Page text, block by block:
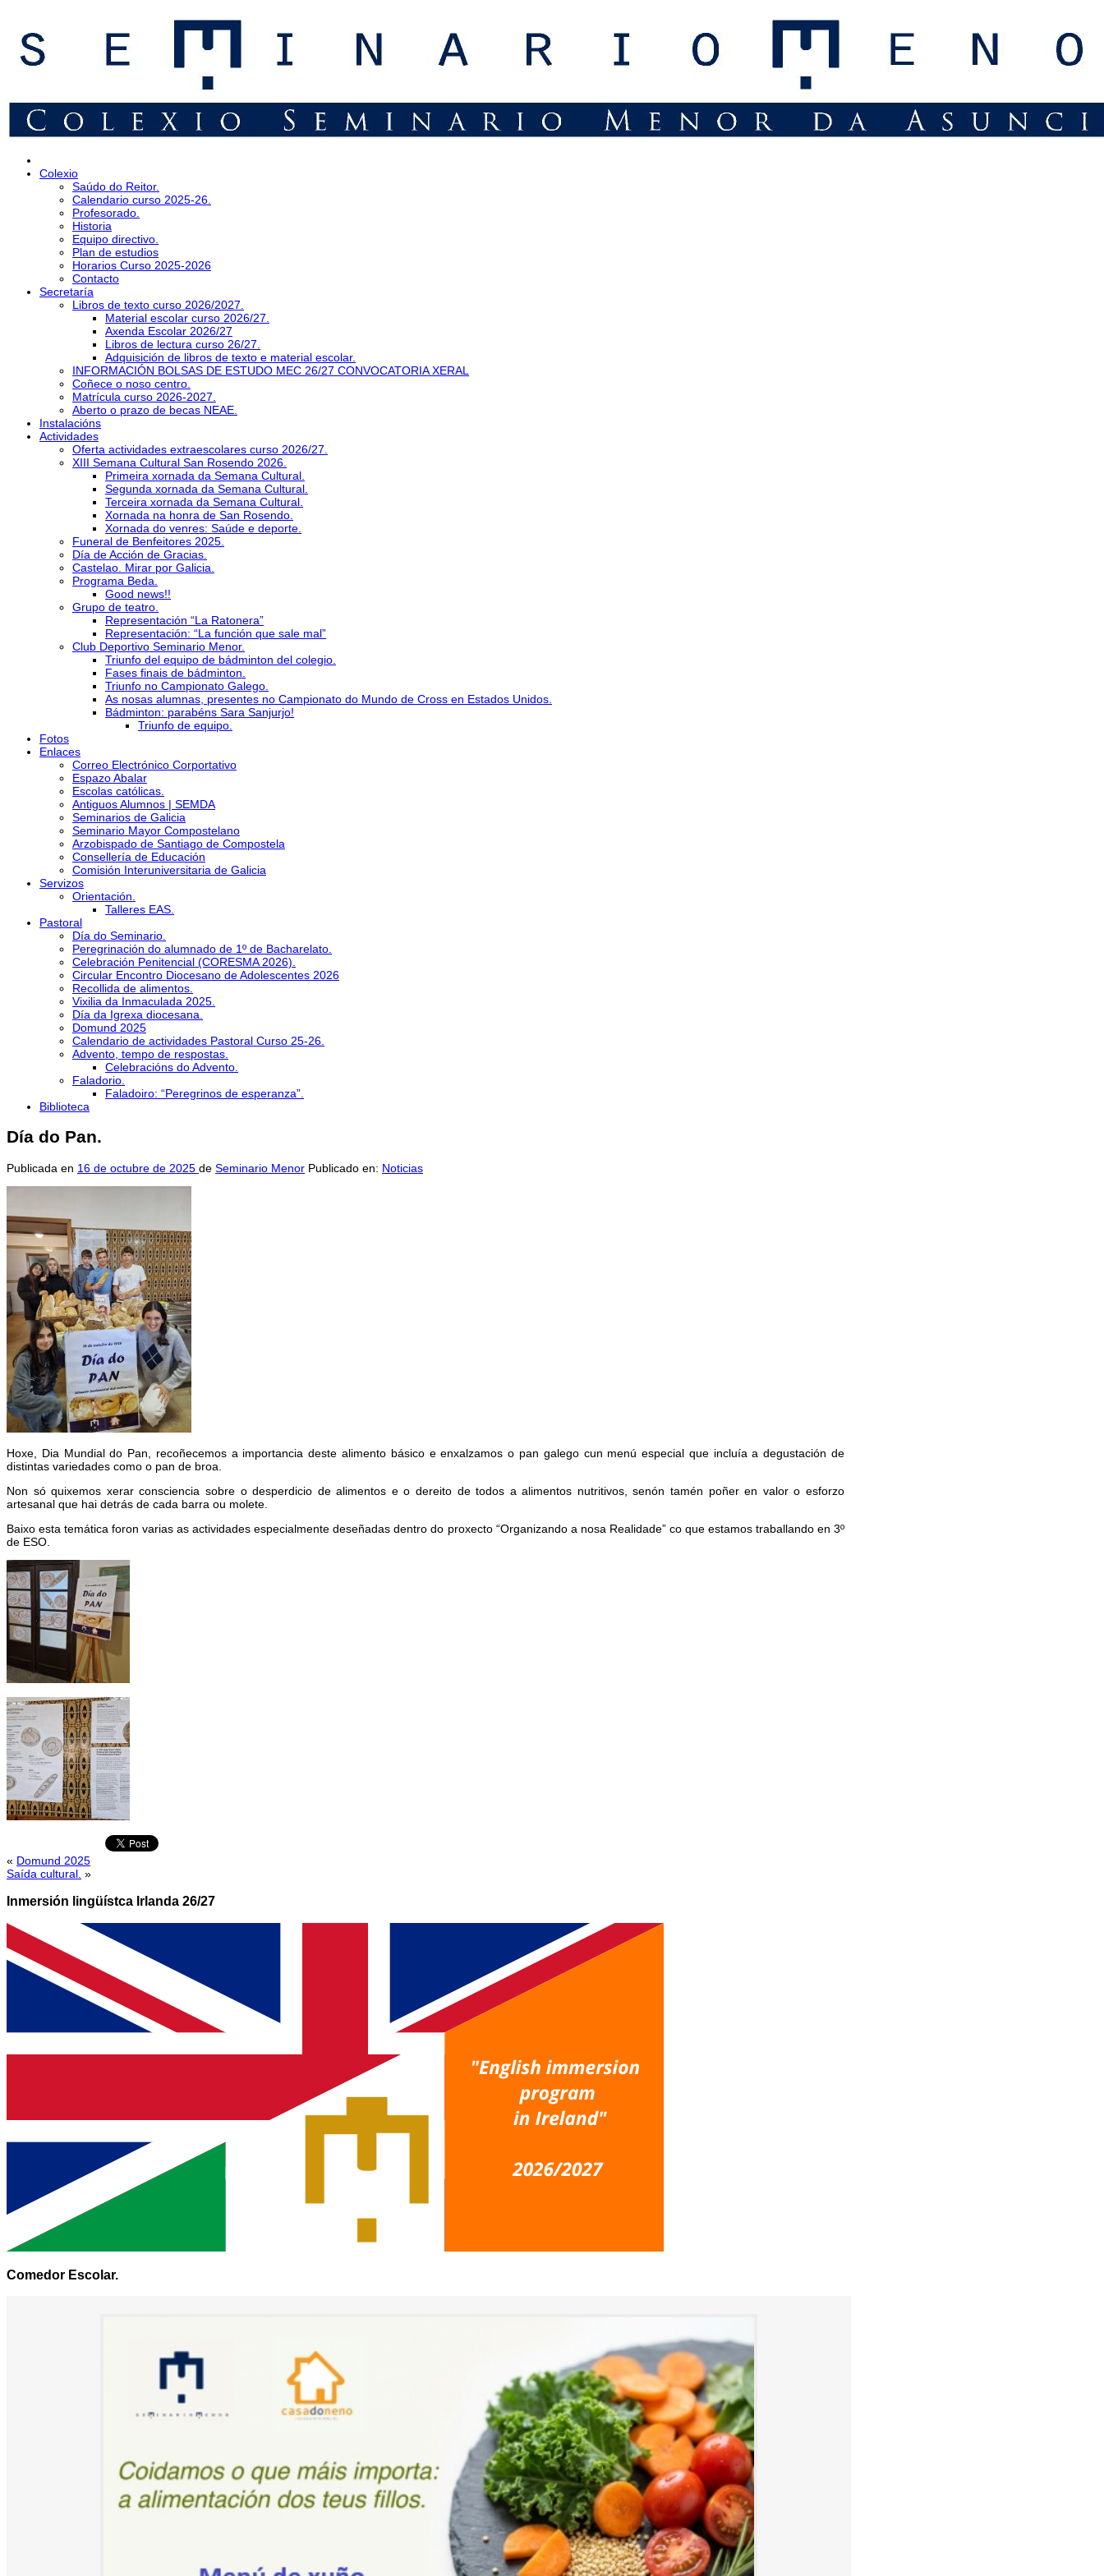
Colexio
Saúdo do Reitor.
Calendario curso 2025-26.
Profesorado.
Historia
Equipo directivo.
Plan de estudios
Horarios Curso 2025-2026
Contacto
Secretaría
Libros de texto curso 2026/2027.
Material escolar curso 2026/27.
Axenda Escolar 2026/27
Libros de lectura curso 26/27.
Adquisición de libros de texto e material escolar.
INFORMACIÓN BOLSAS DE ESTUDO MEC 26/27 CONVOCATORIA XERAL
Coñece o noso centro.
Matrícula curso 2026-2027.
Aberto o prazo de becas NEAE.
Instalacións
Actividades
Oferta actividades extraescolares curso 2026/27.
XIII Semana Cultural San Rosendo 2026.
Primeira xornada da Semana Cultural.
Segunda xornada da Semana Cultural.
Terceira xornada da Semana Cultural.
Xornada na honra de San Rosendo.
Xornada do venres: Saúde e deporte.
Funeral de Benfeitores 2025.
Día de Acción de Gracias.
Castelao. Mirar por Galicia.
Programa Beda.
Good news!!
Grupo de teatro.
Representación “La Ratonera”
Representación: “La función que sale mal”
Club Deportivo Seminario Menor.
Triunfo del equipo de bádminton del colegio.
Fases finais de bádminton.
Triunfo no Campionato Galego.
As nosas alumnas, presentes no Campionato do Mundo de Cross en Estados Unidos.
Bádminton: parabéns Sara Sanjurjo!
Triunfo de equipo.
Fotos
Enlaces
Correo Electrónico Corportativo
Espazo Abalar
Escolas católicas.
Antiguos Alumnos | SEMDA
Seminarios de Galicia
Seminario Mayor Compostelano
Arzobispado de Santiago de Compostela
Consellería de Educación
Comisión Interuniversitaria de Galicia
Servizos
Orientación.
Talleres EAS.
Pastoral
Día do Seminario.
Peregrinación do alumnado de 1º de Bacharelato.
Celebración Penitencial (CORESMA 2026).
Circular Encontro Diocesano de Adolescentes 2026
Recollida de alimentos.
Vixilia da Inmaculada 2025.
Día da Igrexa diocesana.
Domund 2025
Calendario de actividades Pastoral Curso 25-26.
Advento, tempo de respostas.
Celebracións do Advento.
Faladorio.
Faladoiro: “Peregrinos de esperanza”.
Biblioteca
Día do Pan.
Publicada en 16 de octubre de 2025 de Seminario Menor Publicado en: Noticias
Hoxe, Dia Mundial do Pan, recoñecemos a importancia deste alimento básico e enxalzamos o pan galego cun menú especial que incluía a degustación de
distintas variedades como o pan de broa.
Non só quixemos xerar consciencia sobre o desperdicio de alimentos e o dereito de todos a alimentos nutritivos, senón tamén poñer en valor o esforzo
artesanal que hai detrás de cada barra ou molete.
Baixo esta temática foron varias as actividades especialmente deseñadas dentro do proxecto “Organizando a nosa Realidade” co que estamos traballando en 3º
de ESO.
« Domund 2025
Saída cultural. »
Inmersión lingüístca Irlanda 26/27
Comedor Escolar.